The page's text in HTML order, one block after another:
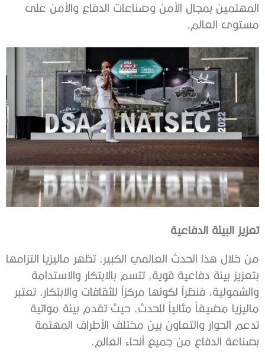
المهتمين بمجال الأمن وصناعات الدفاع والأمن على
مستوى العالم.
تعزيز البيئة الدفاعية
من خلال هذا الحدث العالمي الكبير، تظهر ماليزيا التزامها
بتعزيز بيئة دفاعية قوية، تتسم بالابتكار والاستدامة
والشمولية، فنظراً لكونها مركزاً للثقافات والابتكار، تعتبر
ماليزيا مضيفاً مثالياً للحدث، حيث تقدم بيئة مواتية
تدعم الحوار والتعاون بين مختلف الأطراف المهتمة
بصناعة الدفاع من جميع أنحاء العالم.